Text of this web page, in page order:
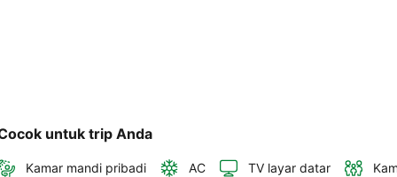
untuk trip Anda
Kamar mandi pribadi AC TV layar datar